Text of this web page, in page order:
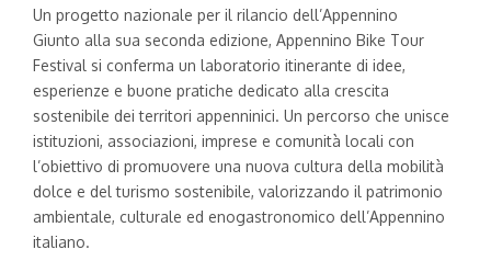
Un progetto nazionale per il rilancio dell’Appennino
Giunto alla sua seconda edizione, Appennino Bike Tour
Festival si conferma un laboratorio itinerante di idee,
esperienze e buone pratiche dedicato alla crescita
sostenibile dei territori appenninici. Un percorso che unisce
istituzioni, associazioni, imprese e comunità locali con
l’obiettivo di promuovere una nuova cultura della mobilità
dolce e del turismo sostenibile, valorizzando il patrimonio
ambientale, culturale ed enogastronomico dell’Appennino
italiano.